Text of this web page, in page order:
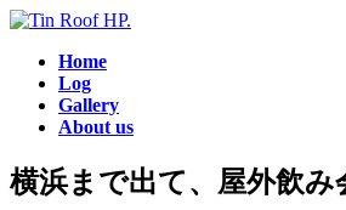
コ
ス
キ
ナ
ン
に
Home
Log
Gallery
About us
横浜まで出て、屋外飲み